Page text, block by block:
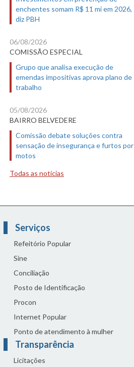
enchentes somam R$ 11 mi em 2026,
diz PBH
06/08/2026
COMISSÃO ESPECIAL
Grupo que analisa execução de
emendas impositivas aprova plano de
trabalho
05/08/2026
BAIRRO BELVEDERE
Comissão debate soluções contra
sensação de insegurança e furtos por
motos
Todas as notícias
Serviços
Refeitório Popular
Sine
Conciliação
Posto de Identificação
Procon
Internet Popular
Ponto de atendimento à mulher
Transparência
Licitações